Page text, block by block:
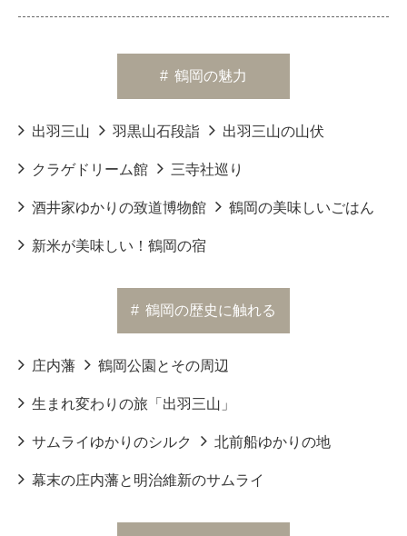
# 鶴岡の魅力
出羽三山 羽黒山石段詣 出羽三山の山伏
クラゲドリーム館 三寺社巡り
酒井家ゆかりの致道博物館 鶴岡の美味しいごはん
新米が美味しい！鶴岡の宿
# 鶴岡の歴史に触れる
庄内藩 鶴岡公園とその周辺
生まれ変わりの旅「出羽三山」
サムライゆかりのシルク 北前船ゆかりの地
幕末の庄内藩と明治維新のサムライ